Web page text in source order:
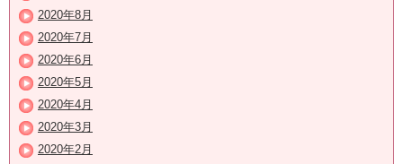
2020年8月
2020年7月
2020年6月
2020年5月
2020年4月
2020年3月
2020年2月